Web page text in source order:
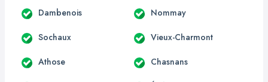
Dambenois Nommay
Sochaux Vieux-Charmont
Athose Chasnans